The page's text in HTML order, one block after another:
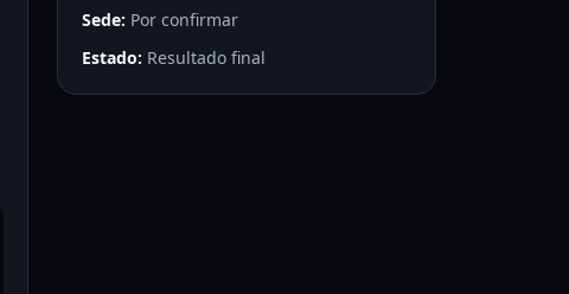
Sede: Por confirmar
Estado: Resultado final